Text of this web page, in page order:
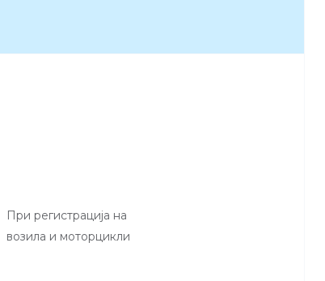
При регистрација на
возила и моторцикли